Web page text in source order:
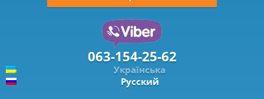
063-154-25-62
Українська
Русский